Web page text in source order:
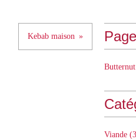
Kebab maison
Viande